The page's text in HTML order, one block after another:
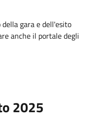
gara e dell'esito
anche il portale degli
2025